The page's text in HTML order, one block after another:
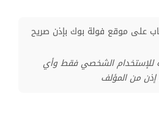
على موقع فولة بوك بإذن صريح
للإستخدام الشخصي فقط وأي
من المؤلف